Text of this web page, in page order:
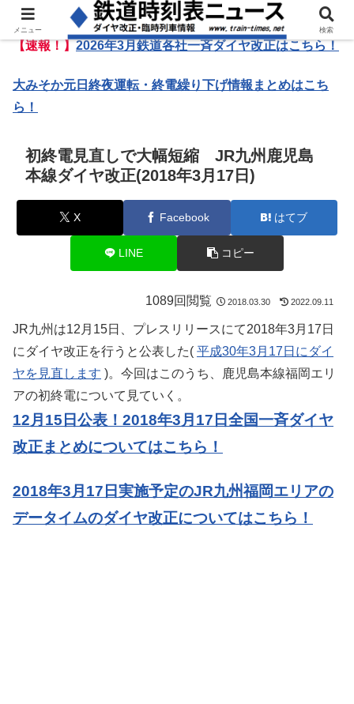
【速報！】2026年3月鉄道各社一斉ダイヤ改正はこちら！
大みそか元日終夜運転・終電繰り下げ情報まとめはこち
ら！
初終電見直しで大幅短縮 JR九州鹿児島
本線ダイヤ改正(2018年3月17日)
X Facebook はてブ
LINE コピー
1089回閲覧 2018.03.30 2022.09.11
JR九州は12月15日、プレスリリースにて2018年3月17日
にダイヤ改正を行うと公表した( 平成30年3月17日にダイ
ヤを見直します )。今回はこのうち、鹿児島本線福岡エリ
アの初終電について見ていく。
12月15日公表！2018年3月17日全国一斉ダイヤ
改正まとめについてはこちら！
2018年3月17日実施予定のJR九州福岡エリアの
データイムのダイヤ改正についてはこちら！
メニュー 検索